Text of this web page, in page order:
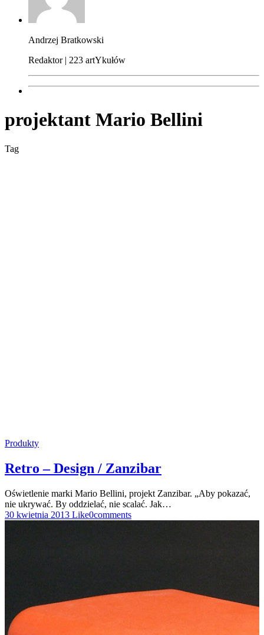
Andrzej Bratkowski
Redaktor | 223 artYkułów
projektant Mario Bellini
Tag
Produkty
Retro – Design / Zanzibar
Oświetlenie marki Mario Bellini, projekt Zanzibar. „Aby pokazać,
nie ukrywać. By oddzielać, nie scalać. Jak…
30 kwietnia 2013 Like0comments